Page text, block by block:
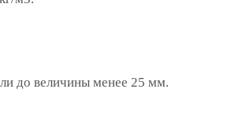
до величины менее 25 мм.